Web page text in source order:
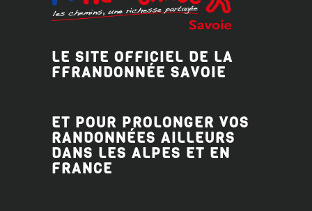
LE SITE OFFICIEL DE LA
FFRANDONNÉE SAVOIE
ET POUR PROLONGER VOS
RANDONNÉES AILLEURS
DANS LES ALPES ET EN
FRANCE